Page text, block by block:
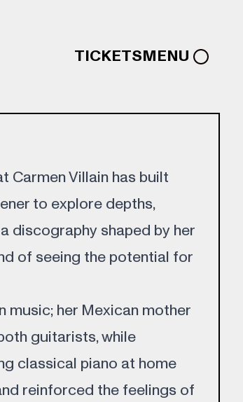
TICKETSMENU
Carmen Villain has built
to explore depths,
discography shaped by her
of seeing the potential for
music; her Mexican mother
guitarists, while
classical piano at home
reinforced the feelings of